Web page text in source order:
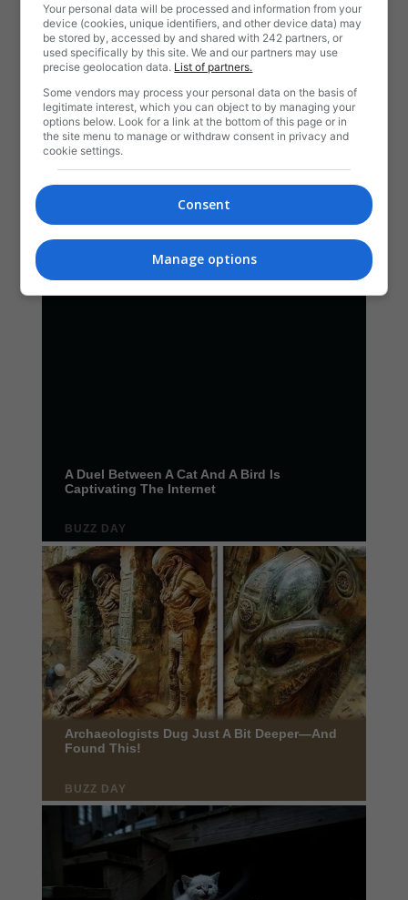
Your personal data will be processed and information from your
device (cookies, unique identifiers, and other device data) may
be stored by, accessed by and shared with 242 partners, or
used specifically by this site. We and our partners may use
precise geolocation data. List of partners.
Some vendors may process your personal data on the basis of
legitimate interest, which you can object to by managing your
options below. Look for a link at the bottom of this page or in
the site menu to manage or withdraw consent in privacy and
cookie settings.
Consent
Manage options